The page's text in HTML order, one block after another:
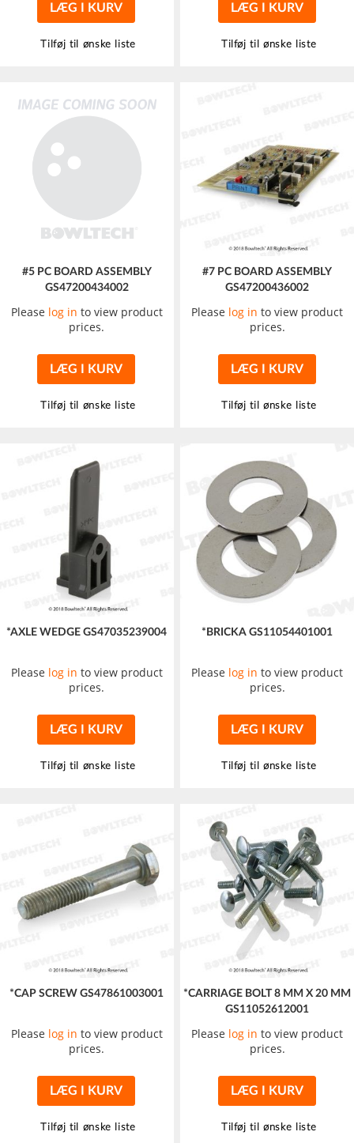
LÆG I KURV
Tilføj til ønske liste
LÆG I KURV
Tilføj til ønske liste
#5 PC BOARD ASSEMBLY
GS47200434002
Please log in to view product
prices.
LÆG I KURV
Tilføj til ønske liste
#7 PC BOARD ASSEMBLY
GS47200436002
Please log in to view product
prices.
LÆG I KURV
Tilføj til ønske liste
*AXLE WEDGE GS47035239004
Please log in to view product
prices.
LÆG I KURV
Tilføj til ønske liste
*BRICKA GS11054401001
Please log in to view product
prices.
LÆG I KURV
Tilføj til ønske liste
*CAP SCREW GS47861003001
Please log in to view product
prices.
LÆG I KURV
Tilføj til ønske liste
*CARRIAGE BOLT 8 MM X 20 MM
GS11052612001
Please log in to view product
prices.
LÆG I KURV
Tilføj til ønske liste